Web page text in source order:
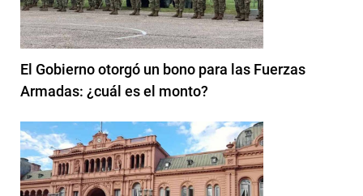
El Gobierno otorgó un bono para las Fuerzas
Armadas: ¿cuál es el monto?